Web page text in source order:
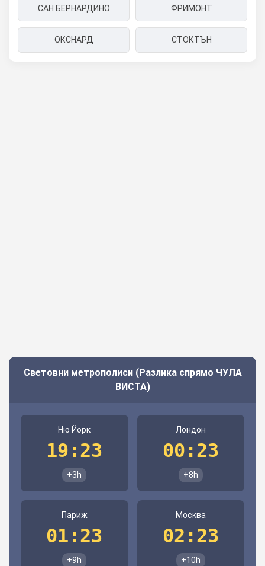
САН БЕРНАРДИНО ФРИМОНТ
ОКСНАРД СТОКТЪН
Световни метрополиси (Разлика спрямо ЧУЛА
ВИСТА)
Ню Йорк
19:23
+3h
Лондон
00:23
+8h
Париж
01:23
+9h
Москва
02:23
+10h